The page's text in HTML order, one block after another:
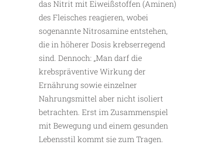
das Nitrit mit Eiweißstoffen (Aminen)
des Fleisches reagieren, wobei
sogenannte Nitrosamine entstehen,
die in höherer Dosis krebserregend
sind. Dennoch: „Man darf die
krebspräventive Wirkung der
Ernährung sowie einzelner
Nahrungsmittel aber nicht isoliert
betrachten. Erst im Zusammenspiel
mit Bewegung und einem gesunden
Lebensstil kommt sie zum Tragen.